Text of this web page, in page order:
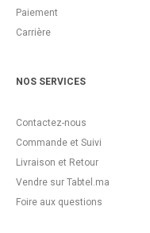
Paiement
Carrière
NOS SERVICES
Contactez-nous
Commande et Suivi
Livraison et Retour
Vendre sur Tabtel.ma
Foire aux questions